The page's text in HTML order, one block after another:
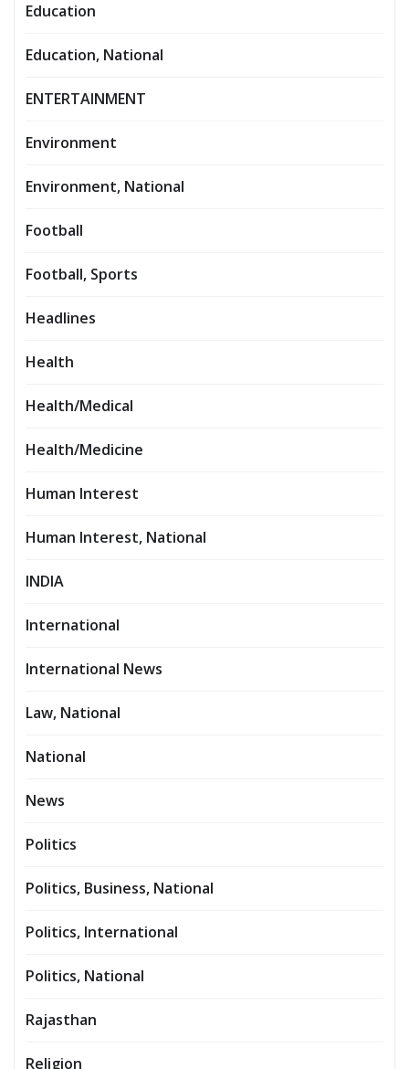
Education
Education, National
ENTERTAINMENT
Environment
Environment, National
Football
Football, Sports
Headlines
Health
Health/Medical
Health/Medicine
Human Interest
Human Interest, National
INDIA
International
International News
Law, National
National
News
Politics
Politics, Business, National
Politics, International
Politics, National
Rajasthan
Religion